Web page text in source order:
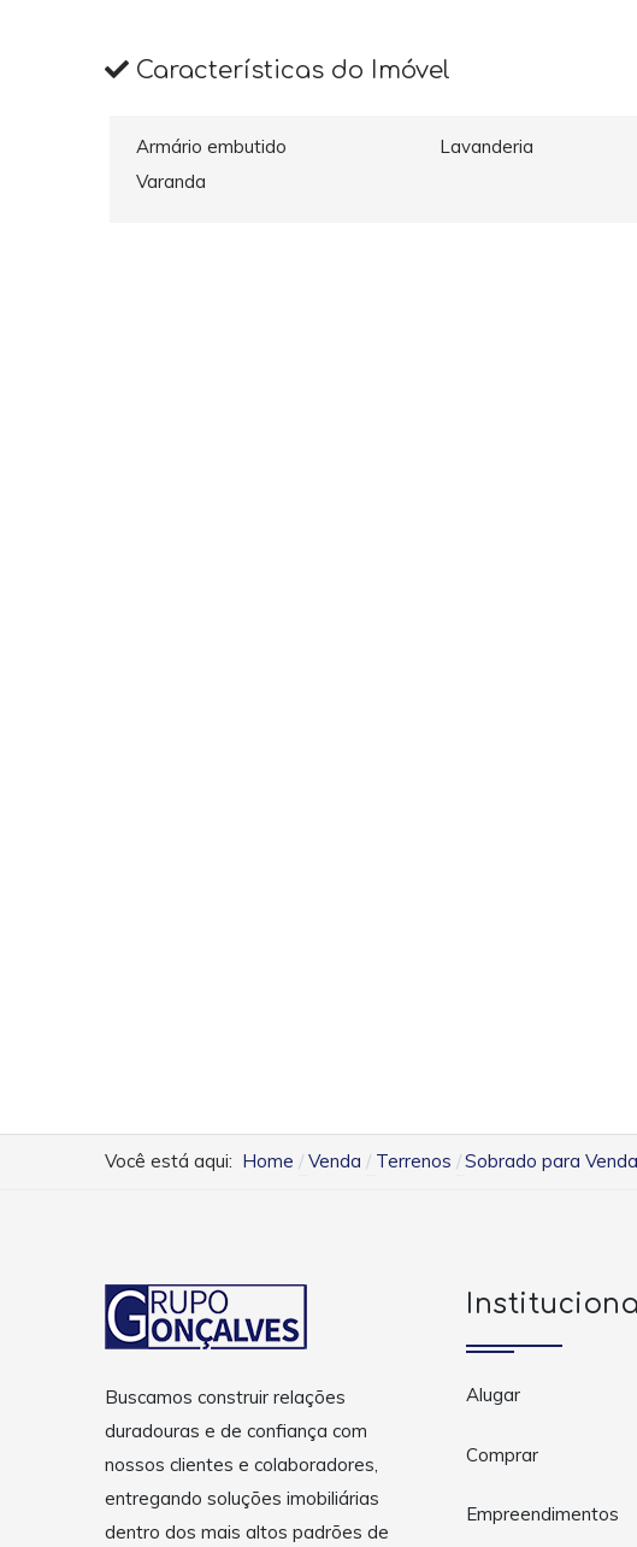
Características do Imóvel
Armário embutido Lavanderia
Varanda
Você está aqui: Home Venda Terrenos Sobrado para
Buscamos construir relações
duradouras e de confiança com
nossos clientes e colaboradores,
entregando soluções imobiliárias
dentro dos mais altos padrões de
Alugar
Comprar
Empreendimentos